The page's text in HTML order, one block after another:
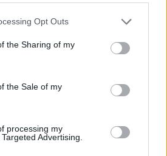
app uses one or more Google
usage behaviour. You may click to
Google and its third-party tags to
specified purposes in below Google
Opt Outs
the Sharing of my
the Sale of my
processing my
Advertising.
pénzt, figyeltem Jake-et. Nem
megláttam, ahogy besurran a
rendőrt. „Mike, szükségem
kis tervhez.”